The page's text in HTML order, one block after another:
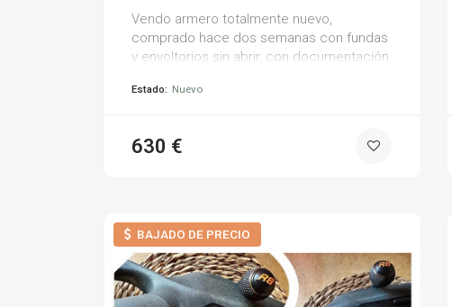
Vendo armero totalmente nuevo,
comprado hace dos semanas con fundas
y envoltorios sin abrir, con documentación
fabricado en alsasua, con anchura exterior
interesados serios y dispuestos. tiene su
Estado: Nuevo
630 €
BAJADO DE PRECIO